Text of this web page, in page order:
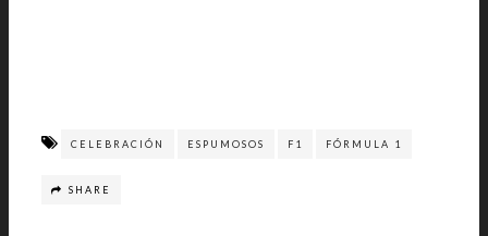
CELEBRACIÓN ESPUMOSOS F1 FÓRMULA 1
SHARE